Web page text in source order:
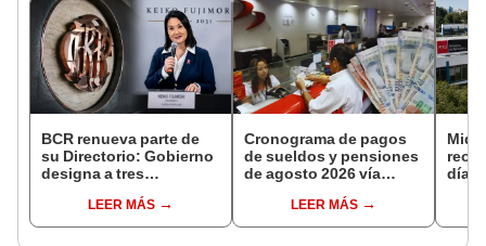
BCR renueva parte de
su Directorio: Gobierno
designa a tres
EjecutivoLEER MÁS
Cronograma de pagos
de sueldos y pensiones
de agosto 2026 vía
conoce las fechas de
depósito
LEER MÁS
días: